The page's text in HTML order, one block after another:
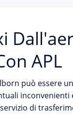
APL
può essere
di